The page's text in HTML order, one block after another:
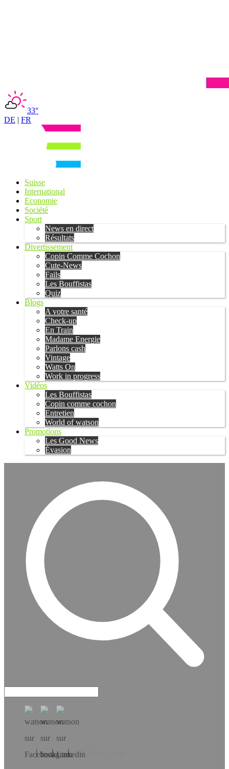
33°
DE | FR
Suisse
International
Economie
Société
Sport
News en direct
Résultats
Divertissement
Copin Comme Cochon
Cute-News
Fails
Les Bouffistas
Quiz
Blogs
A votre santé
Check-up
En Train
Madame Energie
Parlons cash
Vintage
Watts On
Work in progress
Vidéos
Les Bouffistas
Copin comme cochon
Entretien
World of watson
Promotions
Les Good News
Évasion
Téléchargez l’app!